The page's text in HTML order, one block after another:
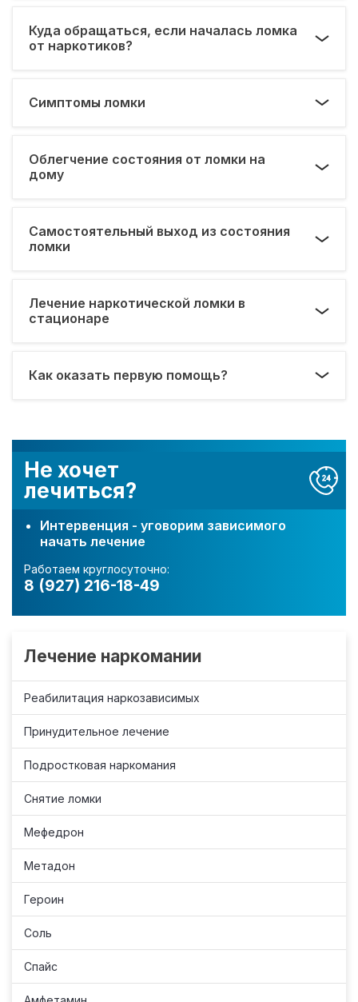
Не хочет
лечиться?
Интервенция - уговорим зависимого
начать лечение
Работаем круглосуточно:
8 (927) 216-18-49
Лечение наркомании
Реабилитация наркозависимых
Принудительное лечение
Подростковая наркомания
Снятие ломки
Мефедрон
Метадон
Героин
Соль
Спайс
Куда обращаться, если началась ломка
от наркотиков?
Симптомы ломки
Облегчение состояния от ломки на
дому
Самостоятельный выход из состояния
ломки
Лечение наркотической ломки в
стационаре
Как оказать первую помощь?